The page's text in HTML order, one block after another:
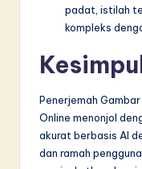
padat, istilah
kompleks
Penerjemah
Online menonjol
akurat berbasis AI
dan ramah